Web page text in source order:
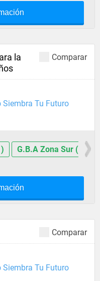
Comparar
la
Siembra Tu Futuro
G.B.A Zona Sur (1)
Comparar
Siembra Tu Futuro